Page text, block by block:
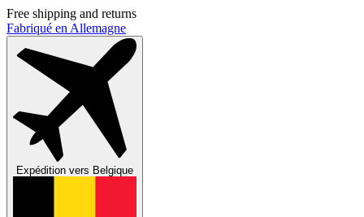
Free shipping and returns
Fabriqué en Allemagne
Expédition vers Belgique